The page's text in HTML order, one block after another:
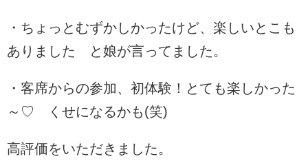
・ちょっとむずかしかったけど、楽しいとこも
ありました と娘が言ってました。
・客席からの参加、初体験！とても楽しかった
～♡ くせになるかも(笑)
高評価をいただきました。